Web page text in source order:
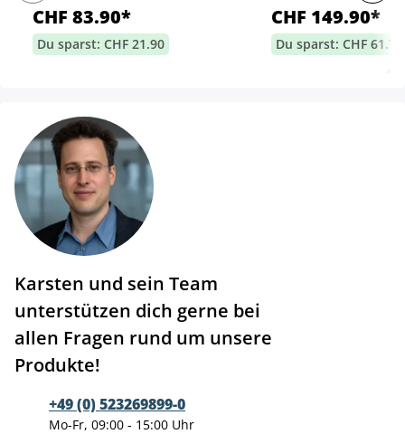
CHF 83.90*
Du sparst: CHF 21.90
CHF 149.90*
Du sparst: CHF 61.70
Karsten und sein Team
unterstützen dich gerne bei
allen Fragen rund um unsere
Produkte!
+49 (0) 523269899-0
Mo-Fr, 09:00 - 15:00 Uhr